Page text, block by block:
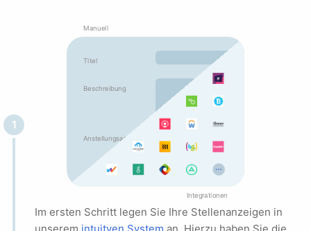
Im ersten Schritt legen Sie Ihre Stellenanzeigen in
Manuell
Integrationen
Titel
Beschreibung
Anstellungsart
more_horiz
1